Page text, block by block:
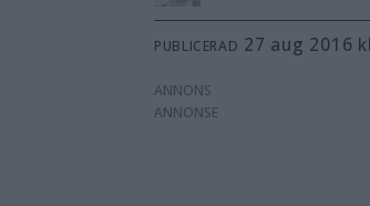
PUBLICERAD 27 aug 2016
ANNONS